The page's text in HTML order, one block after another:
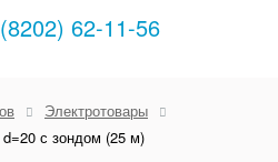
62-11-56
Электротовары
с зондом (25 м)